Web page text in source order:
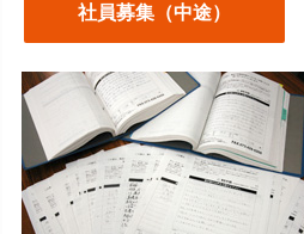
社員募集（中途）